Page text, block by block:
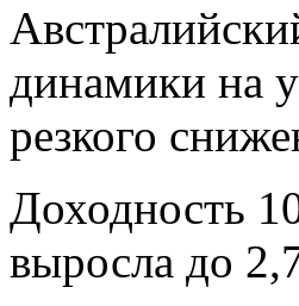
динамики на
резкого
Доходность
выросла до